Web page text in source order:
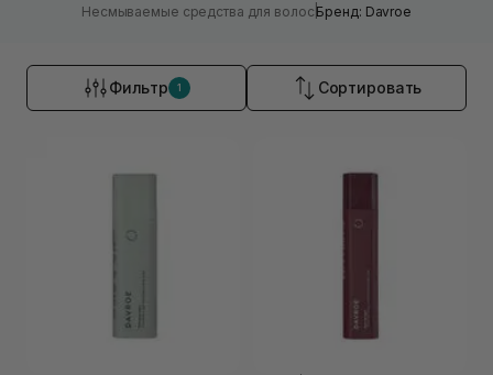
Несмываемые средства для волос |Бренд: Davroe
Фильтр 1 Сортировать